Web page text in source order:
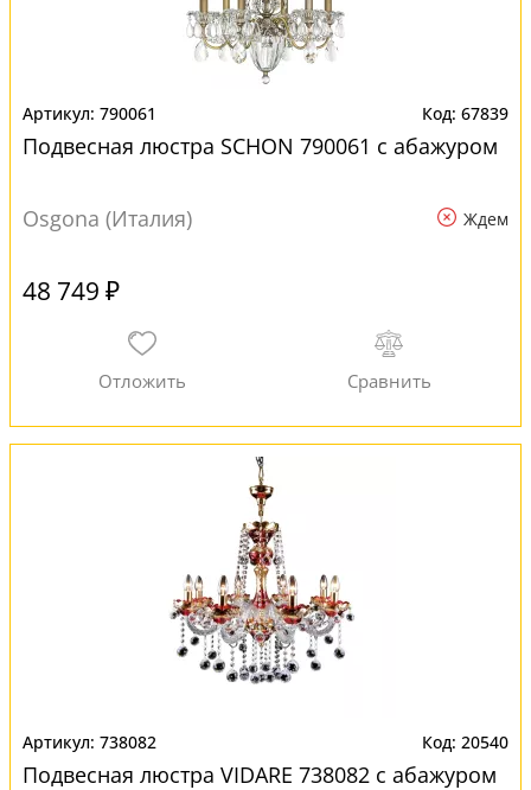
790061 67839
Подвесная люстра SCHON 790061 с абажуром
Osgona (Италия) Ждем
48 749 ₽
738082 20540
Подвесная люстра VIDARE 738082 с абажуром